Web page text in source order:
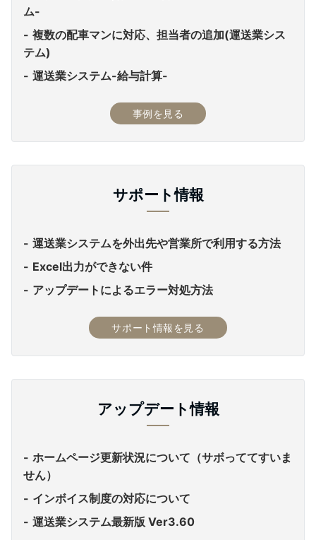
ム-
複数の配車マンに対応、担当者の追加(運送業シス
テム)
運送業システム-給与計算-
事例を見る
サポート情報
運送業システムを外出先や営業所で利用する方法
Excel出力ができない件
アップデートによるエラー対処方法
サポート情報を見る
アップデート情報
ホームページ更新状況について（サボっててすいま
せん）
インボイス制度の対応について
運送業システム最新版 Ver3.60